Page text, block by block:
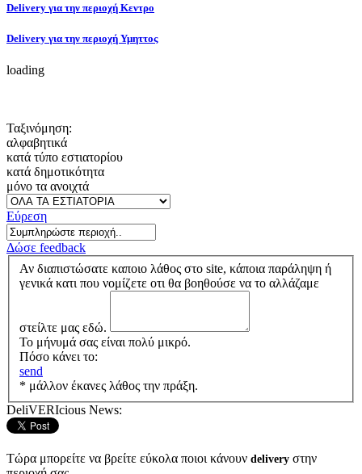
Delivery για την περιοχή Κεντρο
Delivery για την περιοχή Υμηττος
loading
Ταξινόμηση:
αλφαβητικά
κατά τύπο εστιατορίου
κατά δημοτικότητα
μόνο τα ανοιχτά
Εύρεση
Δώσε feedback
Αν διαπιστώσατε καποιο λάθος στο site, κάποια παράληψη ή
γενικά κατι που νομίζετε οτι θα βοηθούσε να το αλλάζαμε
στείλτε μας εδώ.
Το μήνυμά σας είναι πολύ μικρό.
Πόσο κάνει το:
send
* μάλλον έκανες λάθος την πράξη.
DeliVERIcious News:
Τώρα μπορείτε να βρείτε εύκολα ποιοι κάνουν delivery στην